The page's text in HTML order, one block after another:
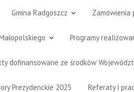
Gmina Radgoszcz Zamówienia
Programy
dofinansowane ze środków
Prezydenckie 2025 Referaty i